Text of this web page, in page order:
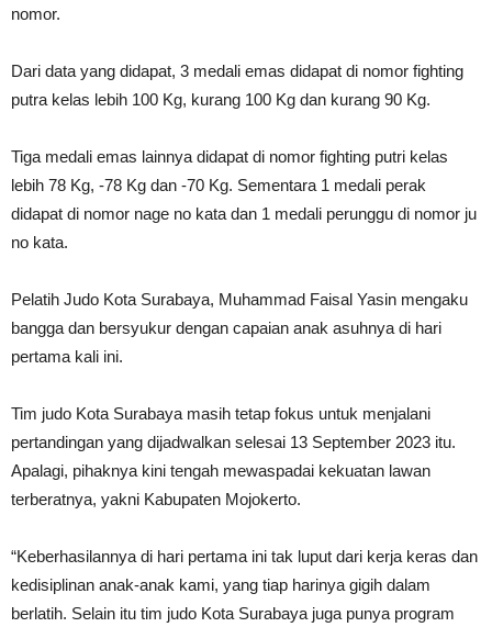
nomor.
Dari data yang didapat, 3 medali emas didapat di nomor fighting
putra kelas lebih 100 Kg, kurang 100 Kg dan kurang 90 Kg.
Tiga medali emas lainnya didapat di nomor fighting putri kelas
lebih 78 Kg, -78 Kg dan -70 Kg. Sementara 1 medali perak
didapat di nomor nage no kata dan 1 medali perunggu di nomor ju
no kata.
Pelatih Judo Kota Surabaya, Muhammad Faisal Yasin mengaku
bangga dan bersyukur dengan capaian anak asuhnya di hari
pertama kali ini.
Tim judo Kota Surabaya masih tetap fokus untuk menjalani
pertandingan yang dijadwalkan selesai 13 September 2023 itu.
Apalagi, pihaknya kini tengah mewaspadai kekuatan lawan
terberatnya, yakni Kabupaten Mojokerto.
“Keberhasilannya di hari pertama ini tak luput dari kerja keras dan
kedisiplinan anak-anak kami, yang tiap harinya gigih dalam
berlatih. Selain itu tim judo Kota Surabaya juga punya program